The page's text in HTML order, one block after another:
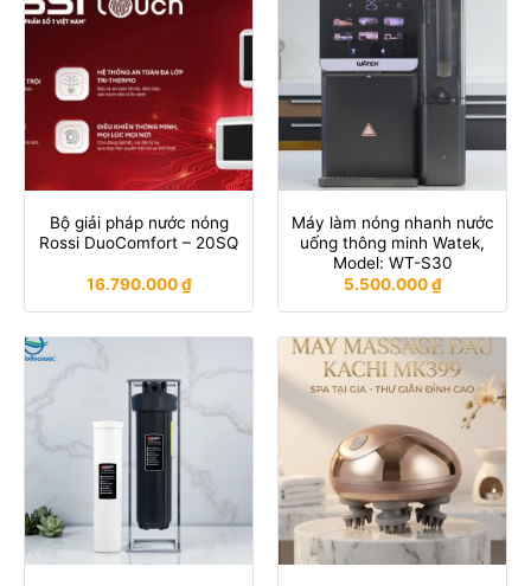
Bộ giải pháp nước nóng
Rossi DuoComfort – 20SQ
16.790.000₫
Máy làm nóng nhanh nước
uống thông minh Watek,
Model: WT-S30
5.500.000₫